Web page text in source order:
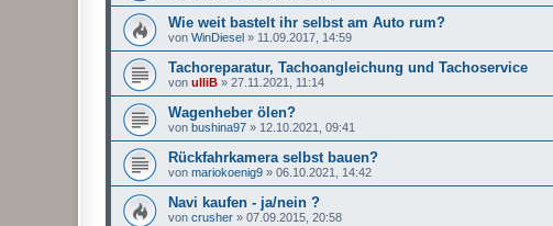
Wie weit bastelt ihr selbst am Auto rum?
von WinDiesel » 11.09.2017, 14:59
Tachoreparatur, Tachoangleichung und Tachoservice
von ulliB » 27.11.2021, 11:14
Wagenheber ölen?
von bushina97 » 12.10.2021, 09:41
Rückfahrkamera selbst bauen?
von mariokoenig9 » 06.10.2021, 14:42
Navi kaufen - ja/nein ?
von crusher » 07.09.2015, 20:58